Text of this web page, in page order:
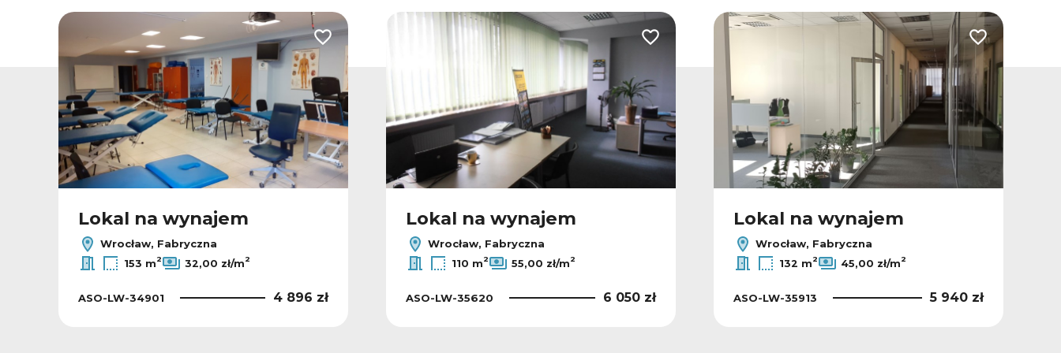
Dodaj do ulubionych
Lokal na wynajem
Wrocław, Fabryczna
153 m2 32,00 zł/m2
ASO-LW-34901 4 896 zł
Dodaj do ulubionych
Lokal na wynajem
Wrocław, Fabryczna
110 m2 55,00 zł/m2
ASO-LW-35620 6 050 zł
Dodaj do
Lokal na wynajem
Wrocław, Fabryczna
132 m2 45,00 zł/m2
ASO-LW-35913 5 940 zł